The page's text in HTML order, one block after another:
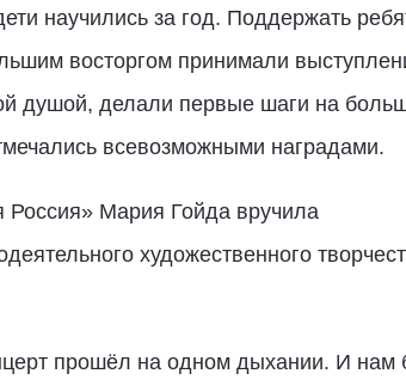
научились за год. Поддержать
восторгом принимали
душой, делали первые шаги на
всевозможными наградами.
Россия» Мария Гойда вручила
художественного
прошёл на одном дыхании. И нам